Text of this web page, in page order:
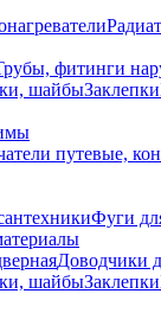
фитинги
шайбыЗаклепки
путевые,
Фуги
Доводчики
шайбыЗаклепки